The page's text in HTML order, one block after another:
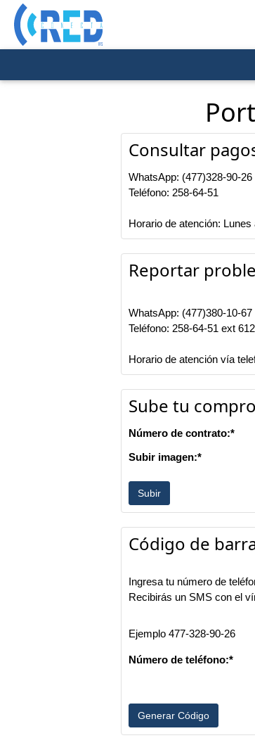
Consultar
WhatsApp: (477)328-90-26
Teléfono: 258-64-51
Horario de atención:
Reportar
WhatsApp: (477)380-10-67
Teléfono: 258-64-51 ext 612
Horario de atención vía
Sube tu
Número de contrato:*
Subir imagen:*
Código de
Ingresa tu número de
Recibirás un SMS con el
Ejemplo 477-328-90-26
Número de teléfono:*